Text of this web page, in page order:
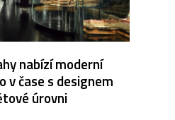
nabízí moderní
v čase s designem
úrovni